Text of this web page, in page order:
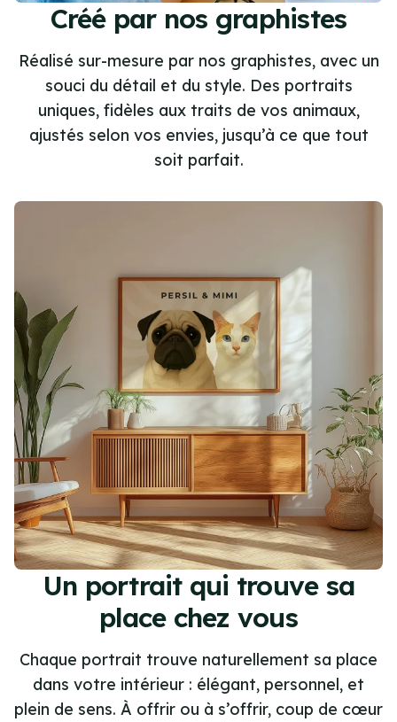
Créé par nos graphistes
Réalisé sur-mesure par nos graphistes, avec un
souci du détail et du style. Des portraits
uniques, fidèles aux traits de vos animaux,
ajustés selon vos envies, jusqu’à ce que tout
soit parfait.
Un portrait qui trouve sa
place chez vous
Chaque portrait trouve naturellement sa place
dans votre intérieur : élégant, personnel, et
plein de sens. À offrir ou à s’offrir, coup de cœur